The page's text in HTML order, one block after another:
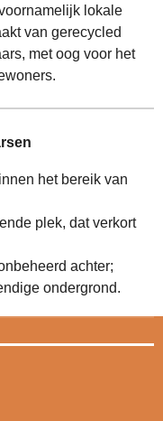
lokale
van gerecycled
met oog voor het
het bereik van
plek, dat verkort
achter;
ondergrond.